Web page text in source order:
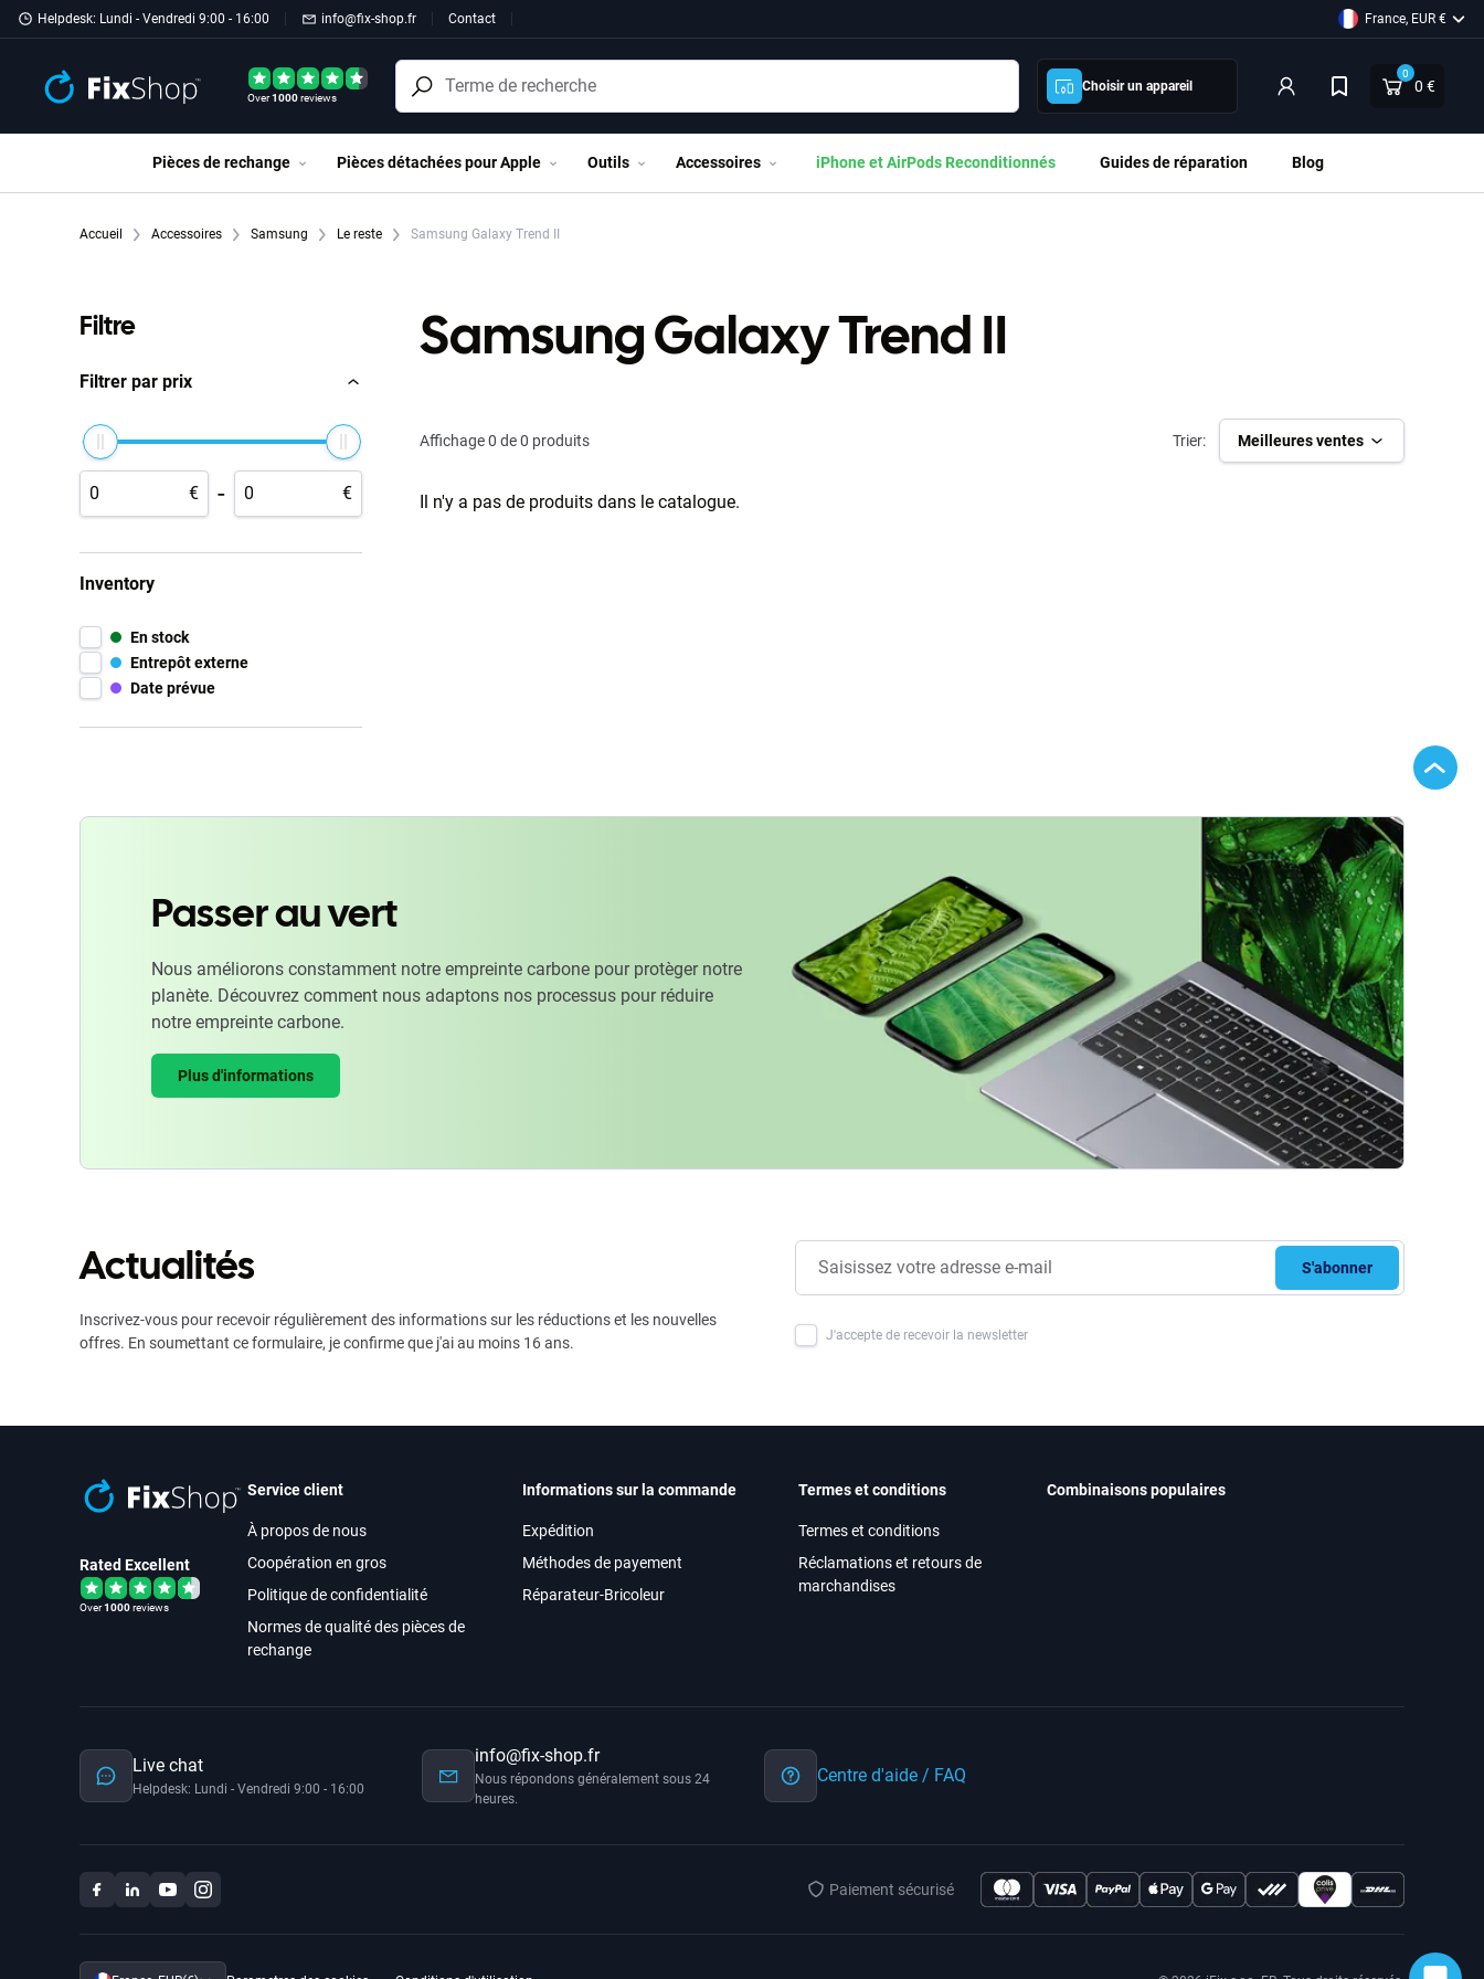
Passer au contenu principal
Helpdesk: Lundi - Vendredi 9:00 - 16:00 info@fix-shop.fr Contact France, EUR €
Over1000reviews
Choisir un appareil
0
0 €
Pièces de rechange Pièces détachées pour Apple Outils Accessoires iPhone et AirPods Reconditionnés Guides de réparation Blog
Accueil Accessoires Samsung Le reste Samsung Galaxy Trend II
Filtre
Filtrer par prix
€ - €
Inventory
En stock
Entrepôt externe
Date prévue
Samsung Galaxy Trend II
Affichage0 de 0 produits Trier: Meilleures ventes
Il n'y a pas de produits dans le catalogue.
Passer au vert
Nous améliorons constamment notre empreinte carbone pour protèger notre
planète. Découvrez comment nous adaptons nos processus pour réduire
notre empreinte carbone.
Plus d'informations
Actualités
Inscrivez-vous pour recevoir régulièrement des informations sur les réductions et les nouvelles
offres. En soumettant ce formulaire, je confirme que j'ai au moins 16 ans.
S'abonner
J'accepte de recevoir la newsletter
Rated Excellent
Over1000reviews
Service client
À propos de nous
Coopération en gros
Politique de confidentialité
Normes de qualité des pièces de
rechange
Informations sur la commande
Expédition
Méthodes de payement
Réparateur-Bricoleur
Termes et conditions
Termes et conditions
Réclamations et retours de
marchandises
Combinaisons populaires
Live chat
Helpdesk: Lundi - Vendredi 9:00 - 16:00
info@fix-shop.fr
Nous répondons généralement sous 24
heures.
Centre d'aide / FAQ
Paiement sécurisé